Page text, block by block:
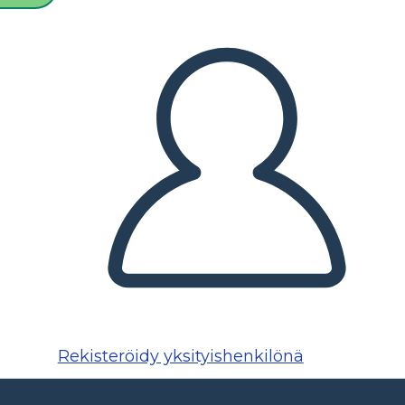
Rekisteröidy yksityishenkilönä